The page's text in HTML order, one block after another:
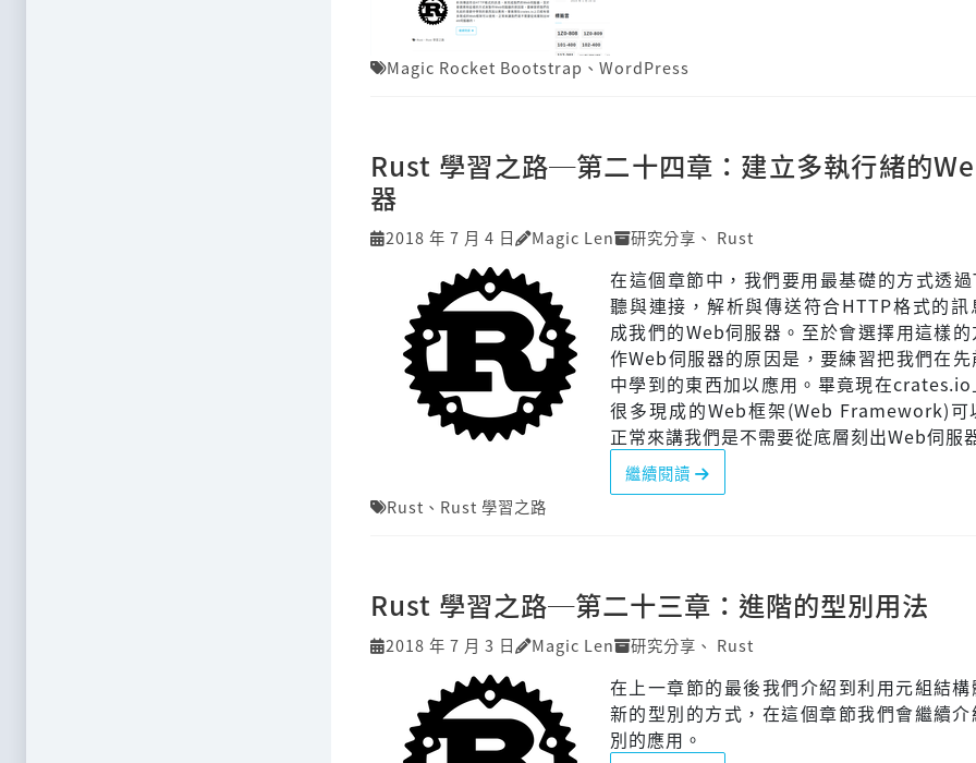
Magic Rocket Bootstrap 、 WordPress
Rust 學習之路─第二十四章：建立多執行緒的
器
2018 年 7 月 4 日 Magic Len 研究分享 、 Rust
在這個章節中，我們要用最基礎的方式透過
聽與連接，解析與傳送符合HTTP格式的訊
成我們的Web伺服器。至於會選擇用這樣的
作Web伺服器的原因是，要練習把我們在
中學到的東西加以應用。畢竟現在crates.io
很多現成的Web框架(Web Framework)可
正常來講我們是不需要從底層刻出Web伺服
繼續閱讀
Rust 、 Rust 學習之路
Rust 學習之路─第二十三章：進階的型別用法
2018 年 7 月 3 日 Magic Len 研究分享 、 Rust
在上一章節的最後我們介紹到利用元組結構
新的型別的方式，在這個章節我們會繼續介
別的應用。